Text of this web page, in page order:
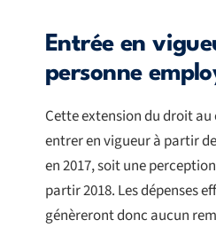
Entrée en
personne
Cette extension du droit
entrer en vigueur à partir
en 2017, soit une
partir 2018. Les dépenses
génèreront donc aucun